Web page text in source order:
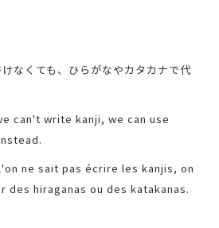
なくても、ひらがなやカタカナで代
can't write kanji, we can use
ne sait pas écrire les kanjis, on
des hiraganas ou des katakanas.